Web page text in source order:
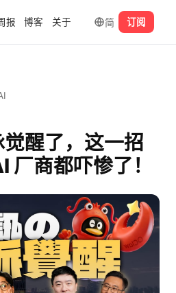
报 博客 关于 简 订阅
醒了，这一招
厂商都吓惨了！